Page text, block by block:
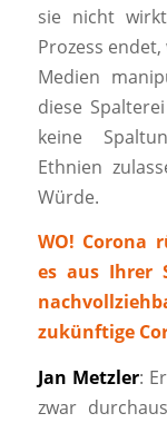
sie nicht
Prozess
Medien
diese
keine
Ethnien
Würde.
WO! Corona
es aus Ihrer
zukünftige
Jan Metzler:
zwar